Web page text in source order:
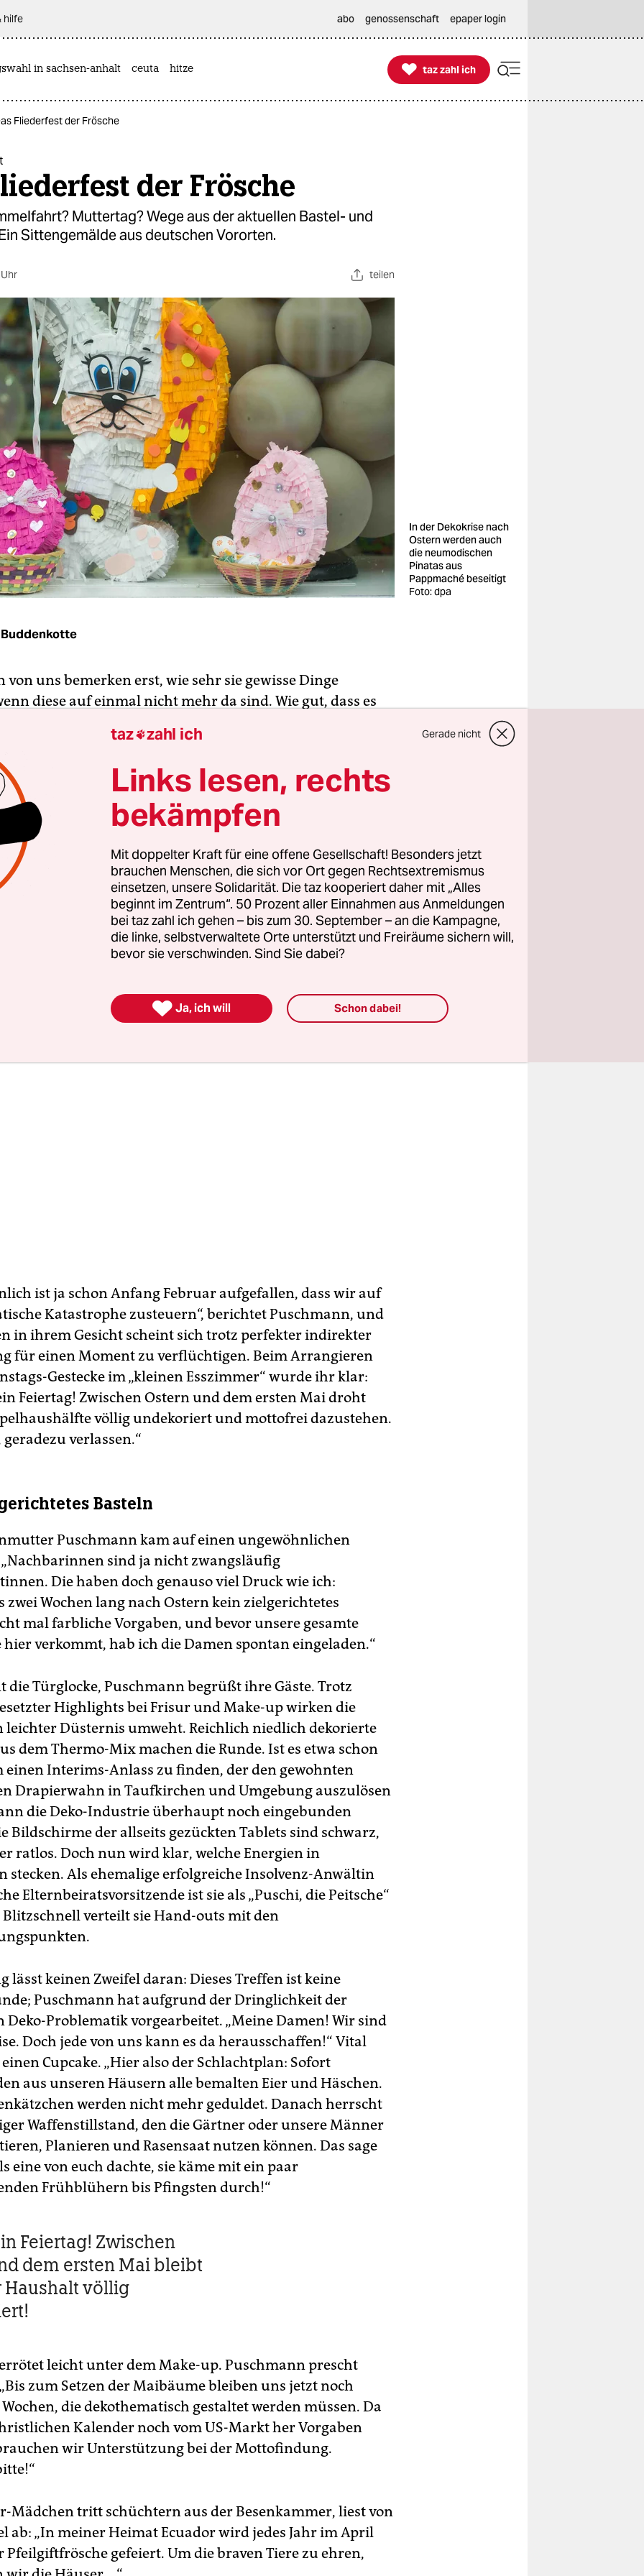
hilfe abo genossenschaft epaper login
in sachsen-anhalt ceuta hitze 
taz zahl ich
taz zahl ich
Fliederfest der Frösche
der Frösche
Muttertag? Wege aus der aktuellen Bastel- und
Sittengemälde aus deutschen Vororten.
teilen
In der Dekokrise nach
Ostern werden auch
die neumodischen
Pinatas aus
Pappmaché beseitigt
Foto: dpa
von uns bemerken erst, wie sehr sie gewisse Dinge
diese auf einmal nicht mehr da sind. Wie gut, dass es
Lücke entsteht und Dinge verschwinden. Eine solche stille
Puschmann aus Taufkirchen bei München. Sie
zu setzen, die weit über den eigenen Gartenzaun
sagt Puschmann, „manchmal reicht es eben nicht, nur
WhatsApp-Gruppe zu gründen.“ Die gepflegte
hat uns jetzt, kurz nach Ostern, an ihre liebevoll
gebeten. Wir befinden uns im „großen Esszimmer“, das
engen Freundinnen und Fernsehteams vorbehalten ist.
ihrer vielen Verpflichtungen wie etwa Instagram schafft es
kochen zu lassen.
ist ja schon Anfang Februar aufgefallen, dass wir auf
Katastrophe zusteuern“, berichtet Puschmann, und
in ihrem Gesicht scheint sich trotz perfekter indirekter
für einen Moment zu verflüchtigen. Beim Arrangieren
Gestecke im „kleinen Esszimmer“ wurde ihr klar:
Feiertag! Zwischen Ostern und dem ersten Mai droht
völlig undekoriert und mottofrei dazustehen.
verlassen.“
Basteln
Puschmann kam auf einen ungewöhnlichen
„Nachbarinnen sind ja nicht zwangsläufig
Die haben doch genauso viel Druck wie ich:
zwei Wochen lang nach Ostern kein zielgerichtetes
mal farbliche Vorgaben, und bevor unsere gesamte
hier verkommt, hab ich die Damen spontan eingeladen.“
die Türglocke, Puschmann begrüßt ihre Gäste. Trotz
Highlights bei Frisur und Make-up wirken die
leichter Düsternis umweht. Reichlich niedlich dekorierte
dem Thermo-Mix machen die Runde. Ist es etwa schon
einen Interims-Anlass zu finden, der den gewohnten
Drapierwahn in Taufkirchen und Umgebung auszulösen
die Deko-Industrie überhaupt noch eingebunden
Bildschirme der allseits gezückten Tablets sind schwarz,
ratlos. Doch nun wird klar, welche Energien in
stecken. Als ehemalige erfolgreiche Insolvenz-Anwältin
Elternbeiratsvorsitzende ist sie als „Puschi, die Peitsche“
verteilt sie Hand-outs mit den
lässt keinen Zweifel daran: Dieses Treffen ist keine
Puschmann hat aufgrund der Dringlichkeit der
Deko-Problematik vorgearbeitet. „Meine Damen! Wir sind
Doch jede von uns kann es da herausschaffen!“ Vital
Cupcake. „Hier also der Schlachtplan: Sofort
aus unseren Häusern alle bemalten Eier und Häschen.
werden nicht mehr geduldet. Danach herrscht
Waffenstillstand, den die Gärtner oder unsere Männer
Planieren und Rasensaat nutzen können. Das sage
eine von euch dachte, sie käme mit ein paar
Frühblühern bis Pfingsten durch!“
Feiertag! Zwischen
dem ersten Mai bleibt
Haushalt völlig
leicht unter dem Make-up. Puschmann prescht
zum Setzen der Maibäume bleiben uns jetzt noch
die dekothematisch gestaltet werden müssen. Da
Kalender noch vom US-Markt her Vorgaben
wir Unterstützung bei der Mottofindung.
Mädchen tritt schüchtern aus der Besenkammer, liest von
ab: „In meiner Heimat Ecuador wird jedes Jahr im April
Pfeilgiftfrösche gefeiert. Um die braven Tiere zu ehren,
taz zahl ich Gerade nicht
Links lesen, rechts
bekämpfen
Mit doppelter Kraft für eine offene Gesellschaft! Besonders jetzt
brauchen Menschen, die sich vor Ort gegen Rechtsextremismus
einsetzen, unsere Solidarität. Die taz kooperiert daher mit „Alles
beginnt im Zentrum“. 50 Prozent aller Einnahmen aus Anmeldungen
bei taz zahl ich gehen – bis zum 30. September – an die Kampagne,
die linke, selbstverwaltete Orte unterstützt und Freiräume sichern will,
bevor sie verschwinden. Sind Sie dabei?
 Ja, ich will Schon dabei!